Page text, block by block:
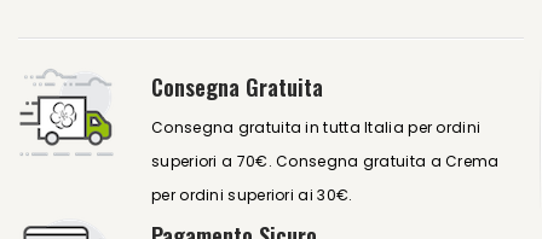
Consegna Gratuita
Consegna gratuita in tutta Italia per ordini
superiori a 70€. Consegna gratuita a Crema
per ordini superiori ai 30€.